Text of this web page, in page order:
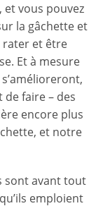
vous pouvez
la gâchette et
rater et être
Et à mesure
faire – des
encore plus
et notre
sont avant tout
emploient